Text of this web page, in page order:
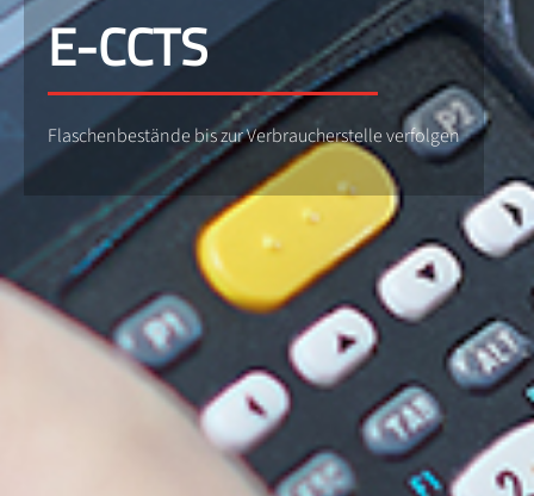
E-CCTS
Flaschenbestände bis zur Verbraucherstelle verfolgen